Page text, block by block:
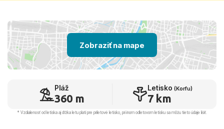
Zobraziť na mape
Pláž
360 m
Letisko (Korfu)
7 km
* Vzdialenosť od letiska aj dľžka letu platí pre príletové letisko, pri inom odletovom letisku sa môžu tieto údaje líšiť.